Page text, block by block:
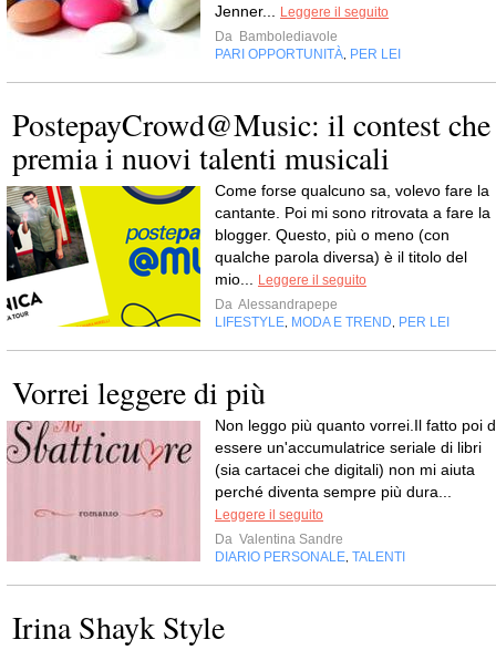
Jenner... Leggere il seguito
Da Bambolediavole
PARI OPPORTUNITÀ, PER LEI
PostepayCrowd@Music: il contest che
premia i nuovi talenti musicali
Come forse qualcuno sa, volevo fare la
cantante. Poi mi sono ritrovata a fare la
blogger. Questo, più o meno (con
qualche parola diversa) è il titolo del
mio... Leggere il seguito
Da Alessandrapepe
LIFESTYLE, MODA E TREND, PER LEI
Vorrei leggere di più
Non leggo più quanto vorrei.Il fatto poi
essere un'accumulatrice seriale di libri
(sia cartacei che digitali) non mi aiuta
perché diventa sempre più dura...
Leggere il seguito
Da Valentina Sandre
DIARIO PERSONALE, TALENTI
Irina Shayk Style